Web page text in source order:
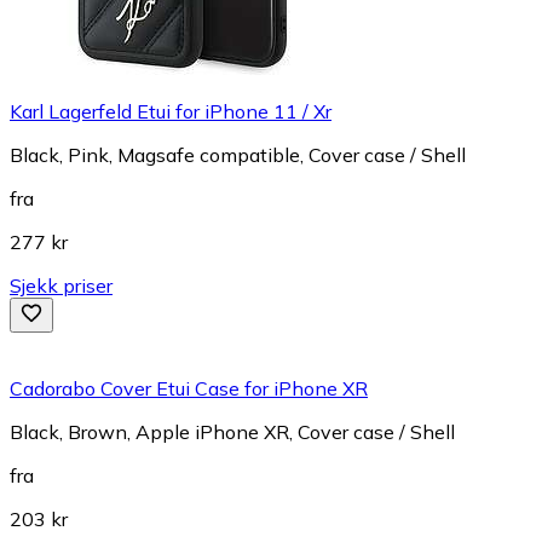
Karl Lagerfeld Etui for iPhone 11 / Xr
Black, Pink, Magsafe compatible, Cover case / Shell
fra
277 kr
Sjekk priser
Cadorabo Cover Etui Case for iPhone XR
Black, Brown, Apple iPhone XR, Cover case / Shell
fra
203 kr